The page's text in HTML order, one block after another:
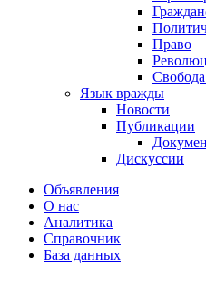
Право
Язык вражды
Новости
Публикации
Дискуссии
Объявления
О нас
Аналитика
Справочник
База данных